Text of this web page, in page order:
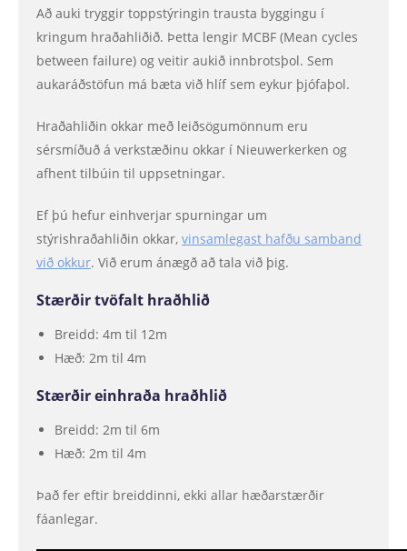
Að auki tryggir toppstýringin trausta byggingu í
kringum hraðahliðið. Þetta lengir MCBF (Mean cycles
between failure) og veitir aukið innbrotsþol. Sem
aukaráðstöfun má bæta við hlíf sem eykur þjófaþol.
Hraðahliðin okkar með leiðsögumönnum eru
sérsmíðuð á verkstæðinu okkar í Nieuwerkerken og
afhent tilbúin til uppsetningar.
Ef þú hefur einhverjar spurningar um
stýrishraðahliðin okkar, vinsamlegast hafðu samband
við okkur. Við erum ánægð að tala við þig.
Stærðir tvöfalt hraðhlið
Breidd: 4m til 12m
Hæð: 2m til 4m
Stærðir einhraða hraðhlið
Breidd: 2m til 6m
Hæð: 2m til 4m
Það fer eftir breiddinni, ekki allar hæðarstærðir
fáanlegar.